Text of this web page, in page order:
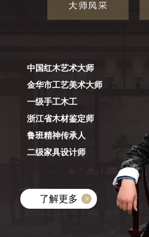
中国红木艺术大师
金华市工艺美术大师
一级手工木工
浙江省木材鉴定师
鲁班精神传承人
二级家具设计师
了解更多